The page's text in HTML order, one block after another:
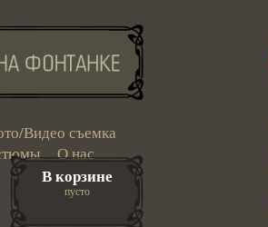
Видео съемка
О нас
В корзине
пусто